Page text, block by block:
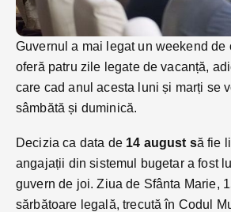
Guvernul a mai legat un weekend de
oferă patru zile legate de vacanță,
care cad anul acesta luni și marți se
sâmbătă și duminică.
Decizia ca data de14 august să fie
angajații din sistemul bugetar a fost
guvern de joi. Ziua de Sfânta Marie,
sărbătoare legală, trecută în Codul